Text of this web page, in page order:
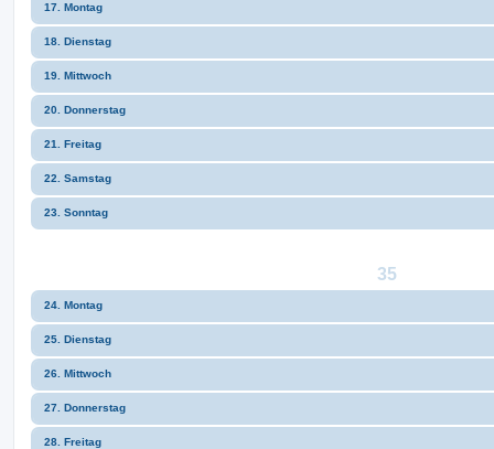
17. Montag
18. Dienstag
19. Mittwoch
20. Donnerstag
21. Freitag
22. Samstag
23. Sonntag
35
24. Montag
25. Dienstag
26. Mittwoch
27. Donnerstag
28. Freitag